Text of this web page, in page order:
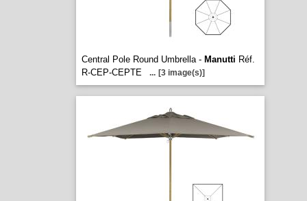
Central Pole Round Umbrella - Manutti Réf.
R-CEP-CEPTE
... [3 image(s)]